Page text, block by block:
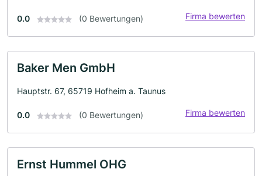
0.0 (0 Bewertungen) Firma bewerten
Baker Men GmbH
Hauptstr. 67, 65719 Hofheim a. Taunus
0.0 (0 Bewertungen) Firma bewerten
Ernst Hummel OHG